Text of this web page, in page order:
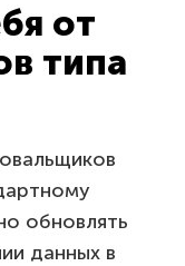
от
типа
обновлять
данных в